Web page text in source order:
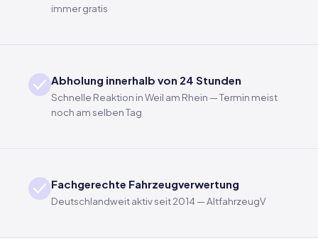
immer gratis
Abholung innerhalb von 24 Stunden
Schnelle Reaktion in Weil am Rhein — Termin meist
noch am selben Tag
Fachgerechte Fahrzeugverwertung
Deutschlandweit aktiv seit 2014 — AltfahrzeugV